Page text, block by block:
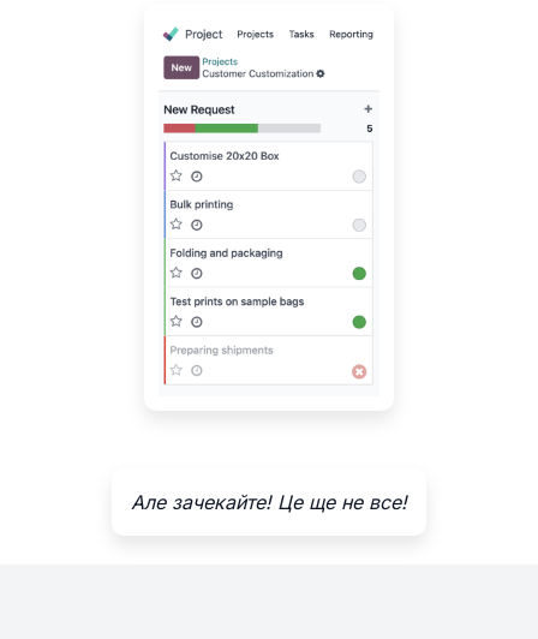
Але зачекайте! Це ще не все!